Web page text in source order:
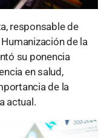
responsable de
de la
su ponencia
en salud,
de la
actual.